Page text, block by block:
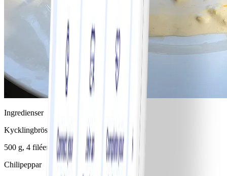
Ingredienser
Kycklingbröstfilé
500 g, 4 filéer
Chilipeppar